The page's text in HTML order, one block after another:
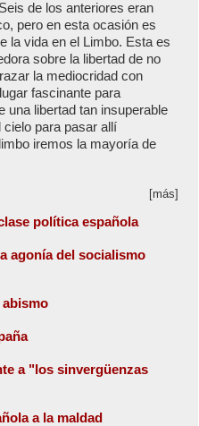
de los anteriores eran
pero en esta ocasión es
la vida en el Limbo. Esta es
sobre la libertad de no
la mediocridad con
fascinante para
una libertad tan insuperable
cielo para pasar allí
iremos la mayoría de
[más]
política española
agonía del socialismo
abismo
a "los sinvergüenzas
a la maldad